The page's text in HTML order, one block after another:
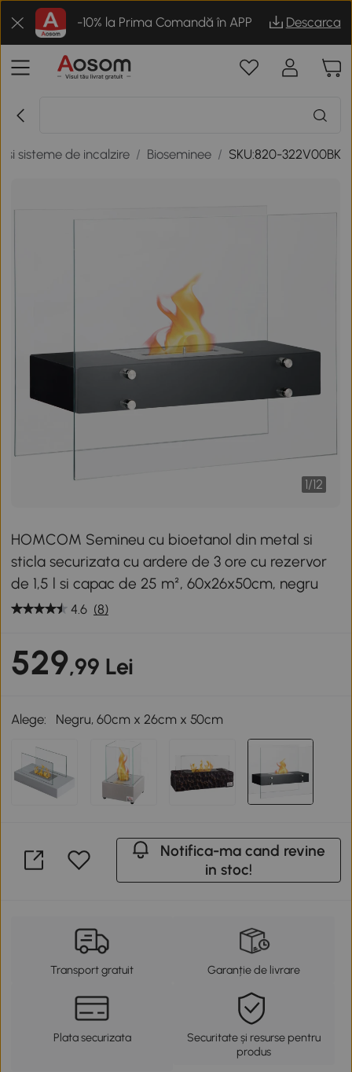
-10% la Prima Comandă în APP Descarca
si sisteme de incalzire / Bioseminee / SKU:820-322V00BK
1/12
HOMCOM Semineu cu bioetanol din metal si
sticla securizata cu ardere de 3 ore cu rezervor
de 1,5 l si capac de 25 m², 60x26x50cm, negru
4.6 (8)
529,99 Lei
Alege: Negru, 60cm x 26cm x 50cm
Notifica-ma cand revine
in stoc!
Transport gratuit Garanție de livrare
Plata securizata
Securitate și resurse pentru
produs